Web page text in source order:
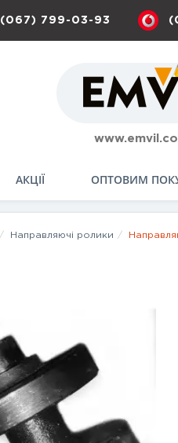
(067) 799-03-93
АКЦІЇ ОПТОВИМ
Направляючі ролики